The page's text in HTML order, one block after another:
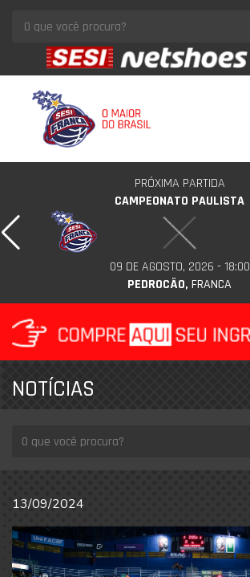
PRÓXIMA PARTIDA
CAMPEONATO PAULISTA
09 DE AGOSTO, 2026 - 18:00
PEDROCÃO, FRANCA
NOTÍCIAS
13/09/2024